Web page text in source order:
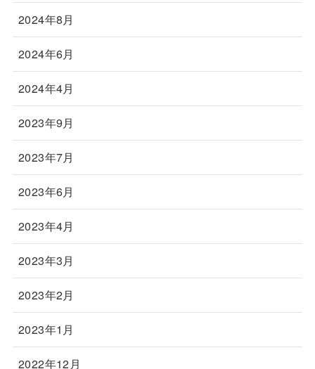
2024年8月
2024年6月
2024年4月
2023年9月
2023年7月
2023年6月
2023年4月
2023年3月
2023年2月
2023年1月
2022年12月